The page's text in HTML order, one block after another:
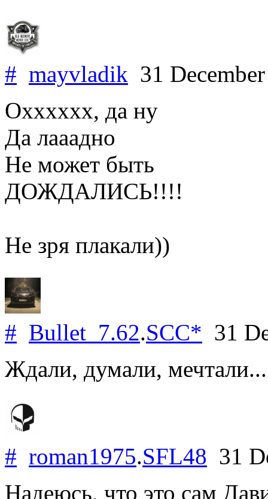
# mayvladik 31
Охххххх, да ну
Да лааадно
Не может быть
ДОЖДАЛИСЬ!!!!
Не зря плакали))
# Bullet_7.62.SCC* 31
Ждали, думали, мечтали...
# roman1975.SFL48 31
Надеюсь, что это сам